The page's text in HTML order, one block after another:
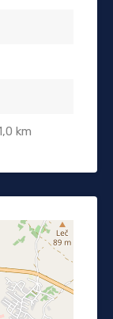
km